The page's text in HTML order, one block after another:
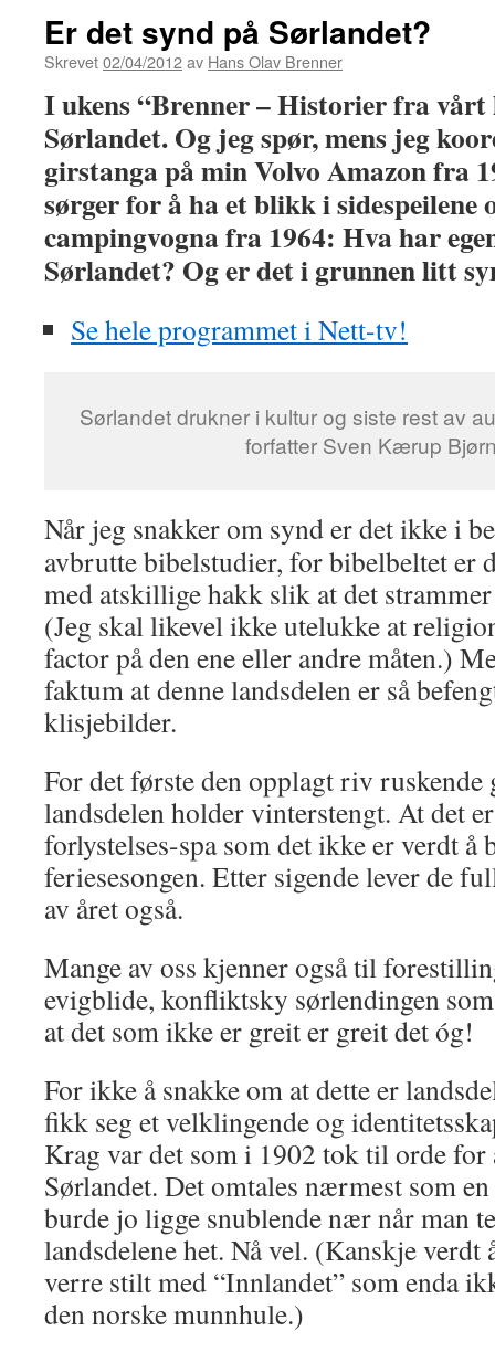
Er det synd på Sørlandet?
Skrevet02/04/2012av Hans Olav Brenner
I ukens “Brenner – Historier fra
Sørlandet. Og jeg spør, mens jeg
girstanga på min Volvo Amazon fra
sørger for å ha et blikk i sidespeilene
campingvogna fra 1964: Hva har
Sørlandet? Og er det i grunnen litt
Se hele programmet i Nett-tv!
Sørlandet drukner i kultur og siste rest av
forfatter Sven Kærup
Når jeg snakker om synd er det ikke i
avbrutte bibelstudier, for bibelbeltet er
med atskillige hakk slik at det
(Jeg skal likevel ikke utelukke at
factor på den ene eller andre måten.)
faktum at denne landsdelen er så
klisjebilder.
For det første den opplagt riv ruskende
landsdelen holder vinterstengt. At det
forlystelses-spa som det ikke er verdt å
feriesesongen. Etter sigende lever de
av året også.
Mange av oss kjenner også til
evigblide, konfliktsky sørlendingen
at det som ikke er greit er greit det óg!
For ikke å snakke om at dette er
fikk seg et velklingende og
Krag var det som i 1902 tok til orde for
Sørlandet. Det omtales nærmest som
burde jo ligge snublende nær når man
landsdelene het. Nå vel. (Kanskje verdt
verre stilt med “Innlandet” som enda
den norske munnhule.)